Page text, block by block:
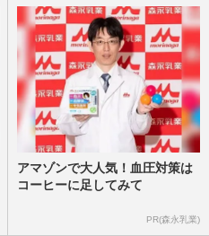
アマゾンで大人気！血圧対策は
コーヒーに足してみて
PR(森永乳業)